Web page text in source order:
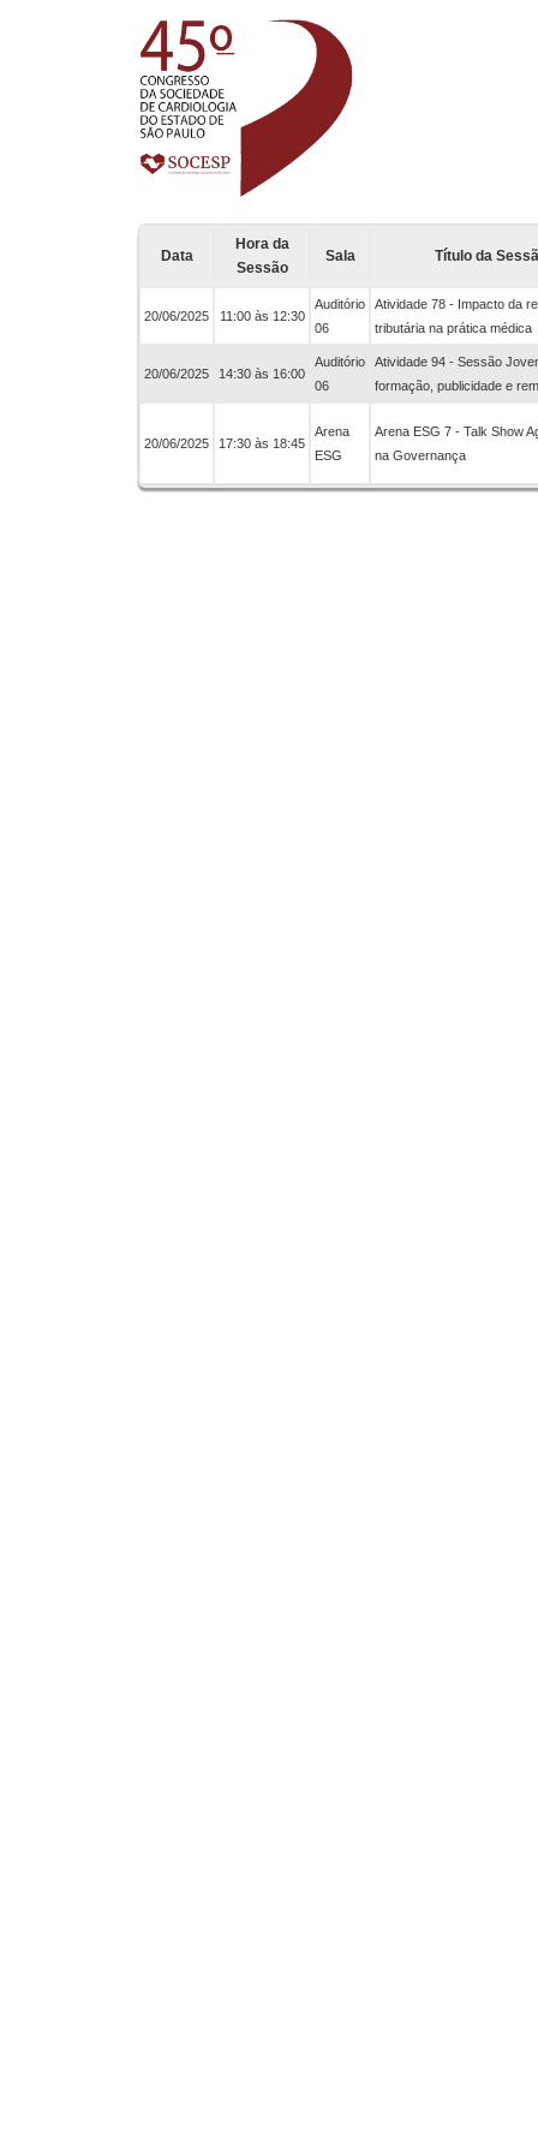
Data
Hora da
Sessão
Sala Título da
20/06/2025 11:00 às 12:30
Auditório
06
Atividade 78 - Impacto da
tributária na prática médica
20/06/2025 14:30 às 16:00
Auditório
06
Atividade 94 - Sessão
formação, publicidade e
20/06/2025 17:30 às 18:45
Arena
ESG
Arena ESG 7 - Talk Show
na Governança